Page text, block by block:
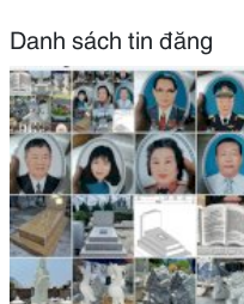
Danh sách tin đăng